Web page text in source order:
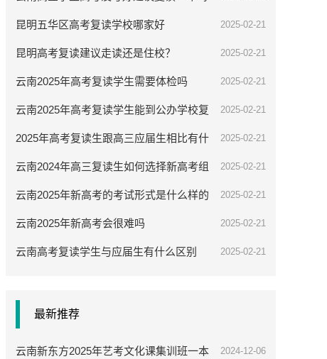
昆明五华区高考复读学校哪家好 2025-02-21
昆明高考复读建议走读还是住校？ 2025-02-21
云南2025年高考复读学生需要体检吗 2025-02-21
云南2025年高考复读学生能到公办学校复
读吗
2025-02-21
2025年高考复读生跟高三应届生相比有什
么优势
2025-02-21
云南2024年高三复读生如何选择新高考组
合
2025-02-21
云南2025年新高考的考试形式是什么样的 2025-02-21
云南2025年新高考会很难吗 2025-02-21
云南高考复读学生与应届生有什么区别 2025-02-21
最新推荐
云南新东方2025年艺考文化课集训班一本 2024-12-06